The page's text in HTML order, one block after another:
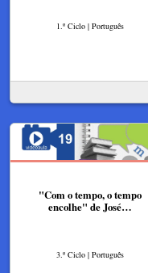
1.º Ciclo | Português
"Com o tempo, o tempo
encolhe" de José…
3.º Ciclo | Português